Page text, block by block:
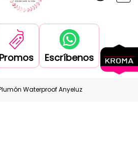
Promos Escríbenos
Waterproof Anyeluz